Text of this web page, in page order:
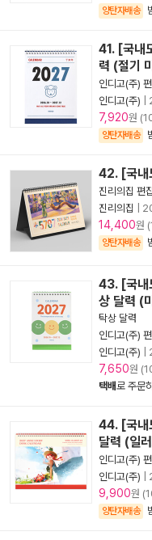
양탄자배송
41. [국내
력 (절기
인디고(주)
인디고(주)
7,920원
양탄자배송
42. [국내
진리의집 편
진리의집
14,400원
양탄자배송
43. [국내
상 달력 (
탁상 달력
인디고(주)
인디고(주)
7,650원
택배로 주문
44. [국내
달력 (일
인디고(주)
인디고(주)
9,900원
양탄자배송